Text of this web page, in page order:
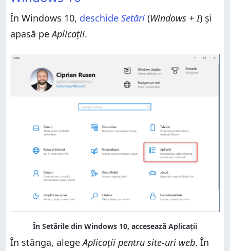
În Windows 10, deschide Setări (Windows + I) și
apasă peAplicații.
În stânga, alegeAplicații pentru site-uri web. În